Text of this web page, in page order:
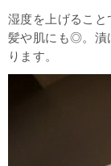
湿度を上げるこ
髪や肌にも◎。漬
ります。